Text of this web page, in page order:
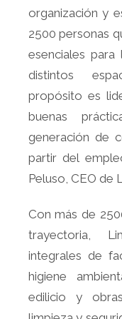
organización y
2500 personas
esenciales
distintos
propósito es
buenas
generación de
partir del
Peluso, CEO de
Con más de
trayectoria,
integrales de
higiene
edilicio y